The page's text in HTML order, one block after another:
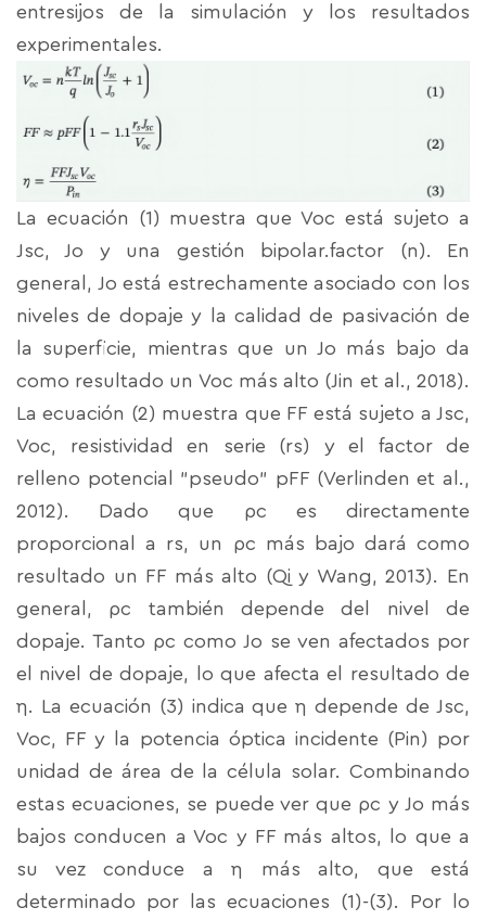
entresijos de la simulación y los resultados
experimentales.
La ecuación (1) muestra que Voc está sujeto a
Jsc, Jo y una gestión bipolar.factor (n). En
general, Jo está estrechamente asociado con los
niveles de dopaje y la calidad de pasivación de
la superficie, mientras que un Jo más bajo da
como resultado un Voc más alto (Jin et al., 2018).
La ecuación (2) muestra que FF está sujeto a Jsc,
Voc, resistividad en serie (rs) y el factor de
relleno potencial "pseudo" pFF (Verlinden et al.,
2012). Dado que ρc es directamente
proporcional a rs, un ρc más bajo dará como
resultado un FF más alto (Qi y Wang, 2013). En
general, ρc también depende del nivel de
dopaje. Tanto ρc como Jo se ven afectados por
el nivel de dopaje, lo que afecta el resultado de
η. La ecuación (3) indica que η depende de Jsc,
Voc, FF y la potencia óptica incidente (Pin) por
unidad de área de la célula solar. Combinando
estas ecuaciones, se puede ver que ρc y Jo más
bajos conducen a Voc y FF más altos, lo que a
su vez conduce a η más alto, que está
determinado por las ecuaciones (1)-(3). Por lo